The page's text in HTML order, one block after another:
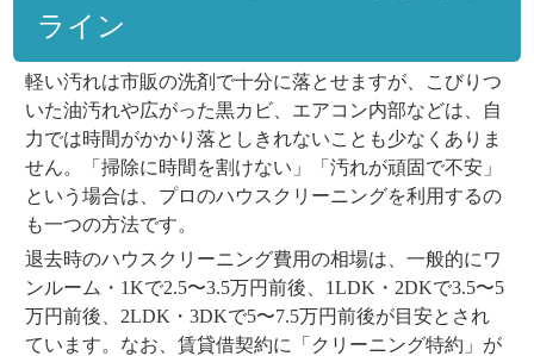
ライン
軽い汚れは市販の洗剤で十分に落とせますが、こびりつ
いた油汚れや広がった黒カビ、エアコン内部などは、自
力では時間がかかり落としきれないことも少なくありま
せん。「掃除に時間を割けない」「汚れが頑固で不安」
という場合は、プロのハウスクリーニングを利用するの
も一つの方法です。
退去時のハウスクリーニング費用の相場は、一般的にワ
ンルーム・1Kで2.5〜3.5万円前後、1LDK・2DKで3.5〜5
万円前後、2LDK・3DKで5〜7.5万円前後が目安とされ
ています。なお、賃貸借契約に「クリーニング特約」が